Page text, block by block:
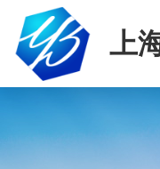
上